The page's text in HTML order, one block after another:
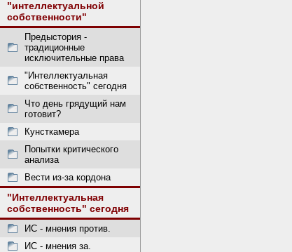
"интеллектуальной
собственности"
Предыстория -
традиционные
исключительные права
"Интеллектуальная
собственность" сегодня
Что день грядущий нам
готовит?
Кунсткамера
Попытки критического
анализа
Вести из-за кордона
"Интеллектуальная
собственность" сегодня
ИС - мнения против.
ИС - мнения за.